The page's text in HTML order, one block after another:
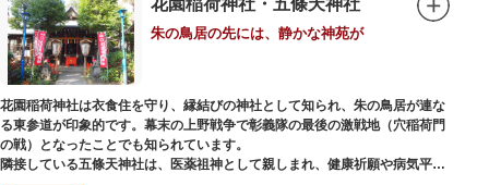
くの闇市が的屋の仕切りであったのに対して、アメ横は満州からの復員兵が
共同体となり連合会を結成。出店を統制し、商店街が形成されました。
当時、JR上野駅のすぐ南に発生した闇市は、飴を販売する屋台があったこと
から「アメヤ横丁（飴屋通り）」と呼ばれるように。反対側のJR御徒町付近
には、アメリカ進駐軍の放出物資を販売する店ができたので「アメリカ横丁
（アメリカ通り）」と呼ばれるようになりました。この2つのエリアが統合
され、今の「アメ横」になったと言われています。
朱の鳥居の先には、静かな神苑が
花園稲荷神社は衣食住を守り、縁結びの神社として知られ、朱の鳥居が連な
る東参道が印象的です。幕末の上野戦争で彰義隊の最後の激戦地（穴稲荷門
の戦）となったことでも知られています。
隣接している五條天神社は、医薬祖神として親しまれ、健康祈願や病気平癒